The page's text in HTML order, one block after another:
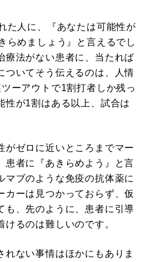
た人に、『あなたは可能性が
らめましょう』と言えるでし
療法がない患者に、当たれば
ついてそう伝えるのは、人情
ーアウトで1割打者しか残っ
性が1割はある以上、試合は
ゼロに近いところまでマー
患者に『あきらめよう』と言
マブのような免疫の抗体薬に
カーは見つかっておらず、仮
も、先のように、患者に引導
るのは難しいのです。
ない事情はほかにもありま